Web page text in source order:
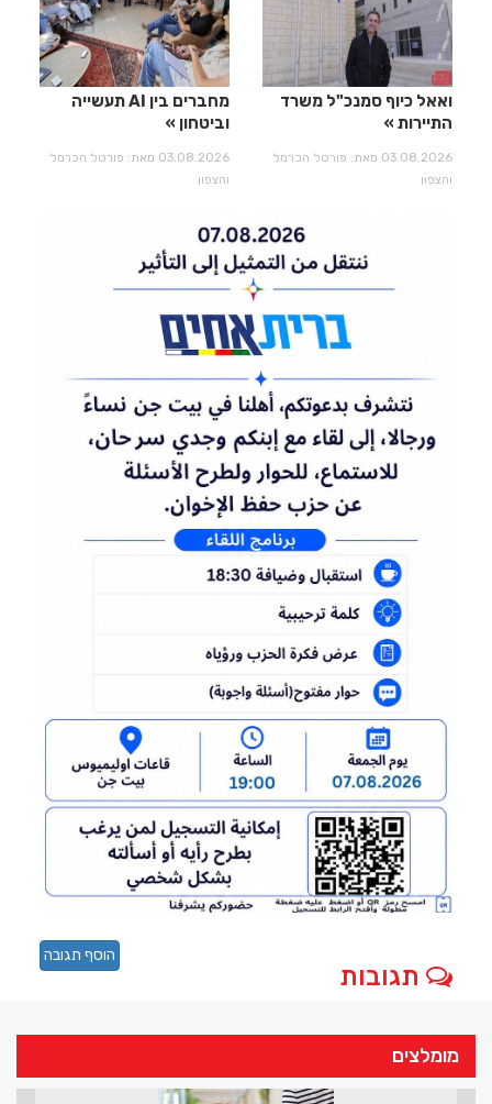
ואאל כיוף סמנכ"ל משרד
התיירות
03.08.2026 מאת: פורטל הכרמל
והצפון
מחברים בין AI תעשייה
וביטחון
03.08.2026 מאת: פורטל הכרמל
והצפון
תגובות
הוסף תגובה
מומלצים